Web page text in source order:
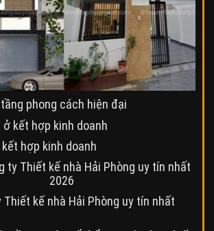
phong cách hiện đại
hợp kinh doanh
Thiết kế nhà Hải Phòng uy tín nhất